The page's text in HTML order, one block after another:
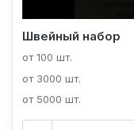
Швейный набор
от 100 шт.
от 3000 шт.
от 5000 шт.